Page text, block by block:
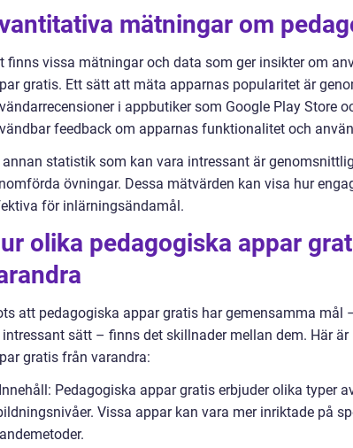
mätningar om
finns vissa mätningar och data som ger insikter om
gratis. Ett sätt att mäta apparnas popularitet är
i appbutiker som Google Play Store
feedback om apparnas funktionalitet och
annan statistik som kan vara intressant är
övningar. Dessa mätvärden kan visa hur
för inlärningsändamål.
olika pedagogiska appar
att pedagogiska appar gratis har gemensamma mål
sätt – finns det skillnader mellan dem. Här
gratis från varandra:
Pedagogiska appar gratis erbjuder olika typer
Vissa appar kan vara mer inriktade på